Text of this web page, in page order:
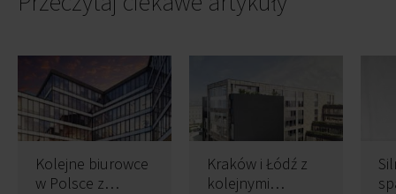
Kolejne biurowce
w Polsce z
Kraków i Łódź z
kolejnymi